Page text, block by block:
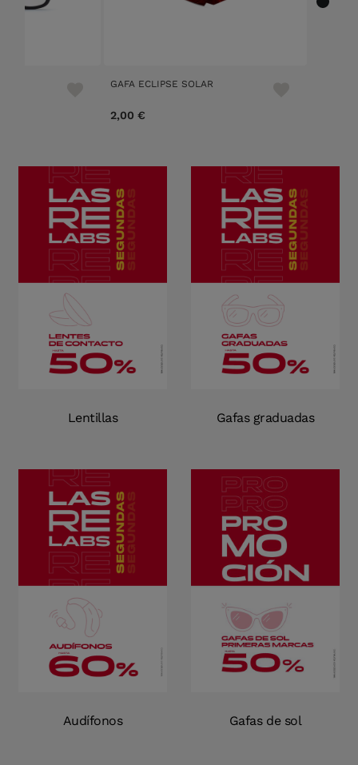
GAFA ECLIPSE SOLAR
2,00 €
Lentillas Gafas graduadas
Audífonos Gafas de sol